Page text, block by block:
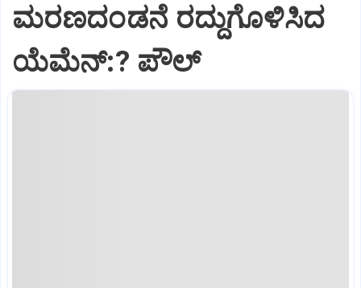
ಮರಣದಂಡನೆ ರದ್ದುಗೊಳಿಸಿದ
ಯೆಮೆನ್:? ಪೌಲ್